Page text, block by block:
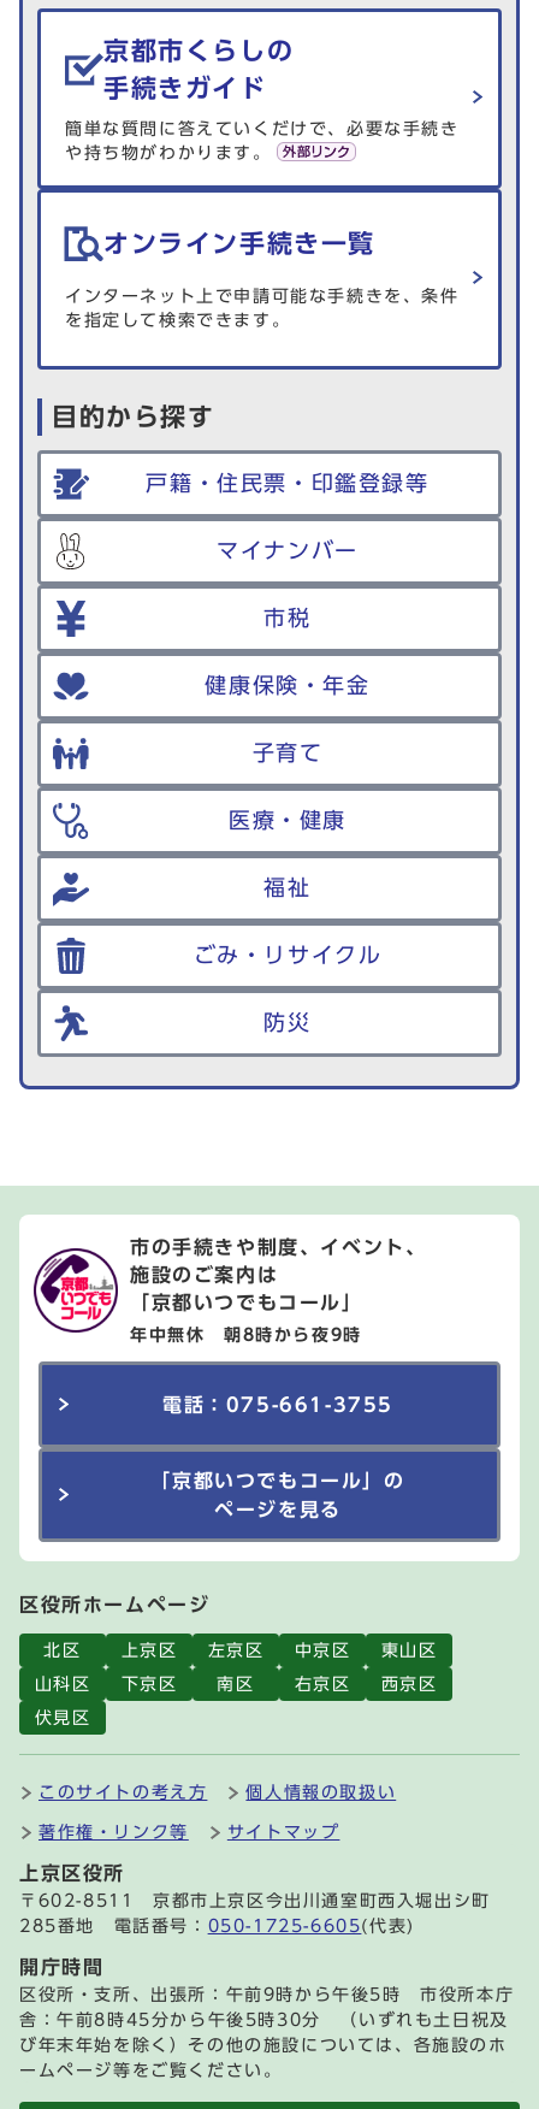
生活情報を探す
京都市くらしの
手続きガイド
簡単な質問に答えていくだけで、必要な手続き
や持ち物がわかります。
オンライン手続き一覧
インターネット上で申請可能な手続きを、条件
を指定して検索できます。
目的から探す
戸籍・住民票・印鑑登録等
マイナンバー
市税
健康保険・年金
子育て
医療・健康
福祉
ごみ・リサイクル
防災
市の手続きや制度、イベント、
施設のご案内は
「京都いつでもコール」
年中無休 朝8時から夜9時
電話：075-661-3755
「京都いつでもコール」の
ページを見る
区役所ホームページ
北区 上京区 左京区 中京区
東山区
山科区
下京区 南区 右京区
西京区
伏見区
このサイトの考え方 個人情報の取扱い
著作権・リンク等 サイトマップ
上京区役所
〒602-8511 京都市上京区今出川通室町西入堀出シ町
285番地 電話番号： 050-1725-6605(代表)
開庁時間
区役所・支所、出張所：午前9時から午後5時 市役所本庁
舎：午前8時45分から午後5時30分 （いずれも土日祝及
び年末年始を除く）その他の施設については、各施設のホ
ームページ等をご覧ください。